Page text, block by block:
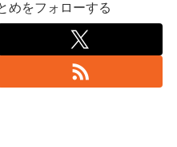
めをフォローする